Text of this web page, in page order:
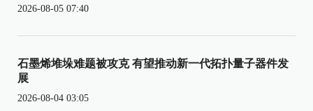
2026-08-05 07:40
石墨烯堆垛难题被攻克 有望推动新一代拓扑量子器件发
展
2026-08-04 03:05